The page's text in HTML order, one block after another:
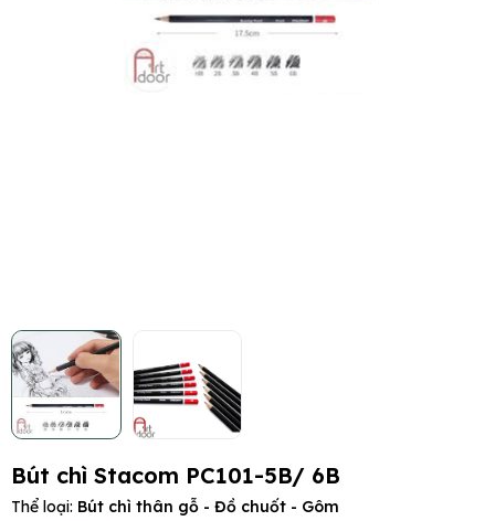
Bút chì Stacom PC101-5B/ 6B
Thể loại: Bút chì thân gỗ - Đồ chuốt - Gôm